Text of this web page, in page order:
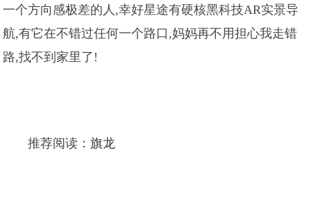
一个方向感极差的人,幸好星途有硬核黑科技AR实景导
航,有它在不错过任何一个路口,妈妈再不用担心我走错
路,找不到家里了!
推荐阅读：旗龙